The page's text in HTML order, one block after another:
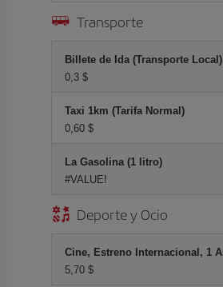
Transporte
Billete de Ida (Transporte Local)
0,3 $
Taxi 1km (Tarifa Normal)
0,60 $
La Gasolina (1 litro)
#VALUE!
Deporte y Ocio
Cine, Estreno Internacional, 1
5,70 $